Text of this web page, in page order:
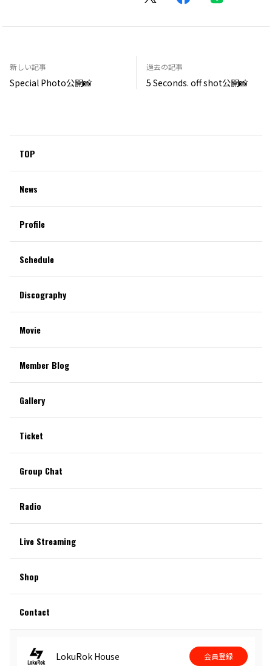
新しい記事
Special Photo公開📸
過去の記事
5 Seconds. off shot公開📸
TOP
News
Profile
Schedule
Discography
Movie
Member Blog
Gallery
Ticket
Group Chat
Radio
Live Streaming
Shop
Contact
LokuRok House 会員登録